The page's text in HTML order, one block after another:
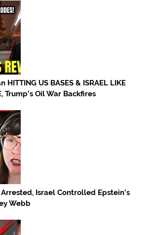
HITTING US BASES & ISRAEL LIKE
Trump’s Oil War Backfires
Israel Controlled Epstein’s
Webb